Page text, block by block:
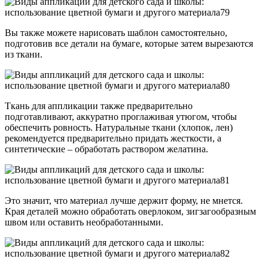
Вы также можете нарисовать шаблон самостоятельно,
подготовив все детали на бумаге, которые затем вырезаются
из ткани.
Ткань для аппликации также предварительно
подготавливают, аккуратно проглаживая утюгом, чтобы
обеспечить ровность. Натуральные ткани (хлопок, лен)
рекомендуется предварительно придать жесткости, а
синтетические – обработать раствором желатина.
Это значит, что материал лучше держит форму, не мнется.
Края деталей можно обработать оверлоком, зигзагообразным
швом или оставить необработанными.